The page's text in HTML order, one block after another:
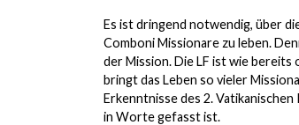
Es ist dringend notwendig, über
Comboni Missionare zu leben.
der Mission. Die LF ist wie
bringt das Leben so vieler
Erkenntnisse des 2.
in Worte gefasst ist.